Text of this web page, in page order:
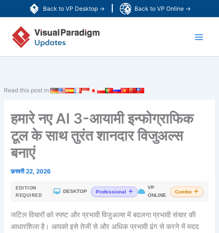
Back to VP Desktop → Back to VP Online →
to
content
Read this post in:
हमारे नए AI 3-आयामी इन्फोग्राफिक
टूल के साथ तुरंत शानदार विजुअल्स
बनाएं
फ़रवरी 22, 2026
EDITION
REQUIRED
DESKTOP Professional
VP
ONLINE
Combo
जटिल विचारों को स्पष्ट और प्रभावी विजुअल्स में बदलना प्रभावी संचार की
आधारशिला है। आपको इसे तेजी से और अधिक प्रभावी ढंग से करने में मदद